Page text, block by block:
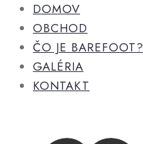
DOMOV
OBCHOD
ČO JE BAREFOOT?
GALÉRIA
KONTAKT